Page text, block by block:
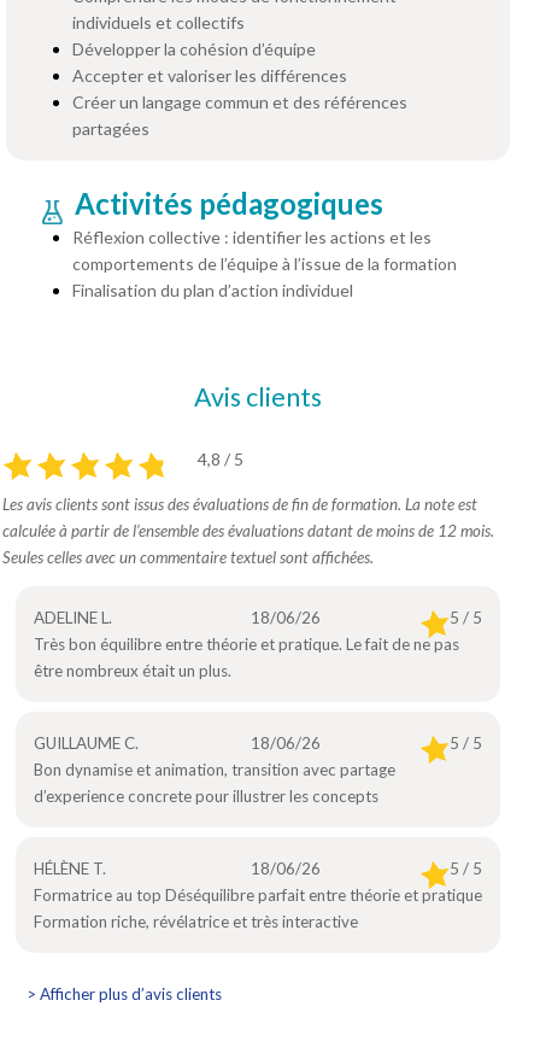
individuels et collectifs
Développer la cohésion d’équipe
Accepter et valoriser les différences
Créer un langage commun et des références
partagées
Activités pédagogiques
Réflexion collective : identifier les actions et les
comportements de l’équipe à l’issue de la formation
Finalisation du plan d’action individuel
Avis clients
4,8 / 5
Les avis clients sont issus des évaluations de fin de formation. La note est
calculée à partir de l’ensemble des évaluations datant de moins de 12 mois.
Seules celles avec un commentaire textuel sont affichées.
ADELINE L. 18/06/26
5 / 5
Très bon équilibre entre théorie et pratique. Le fait de ne pas
être nombreux était un plus.
GUILLAUME C. 18/06/26
5 / 5
Bon dynamise et animation, transition avec partage
d’experience concrete pour illustrer les concepts
HÉLÈNE T. 18/06/26
5 / 5
Formatrice au top Déséquilibre parfait entre théorie et pratique
Formation riche, révélatrice et très interactive
> Afficher plus d’avis clients